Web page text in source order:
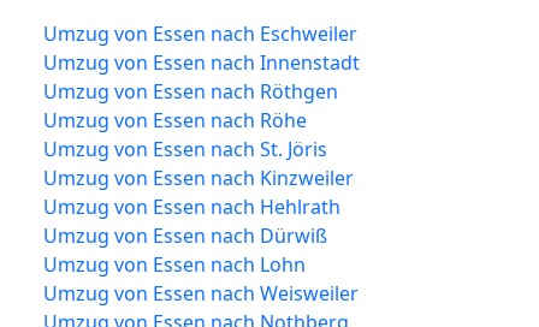
Umzug von Essen nach Eschweiler
Umzug von Essen nach Innenstadt
Umzug von Essen nach Röthgen
Umzug von Essen nach Röhe
Umzug von Essen nach St. Jöris
Umzug von Essen nach Kinzweiler
Umzug von Essen nach Hehlrath
Umzug von Essen nach Dürwiß
Umzug von Essen nach Lohn
Umzug von Essen nach Weisweiler
Umzug von Essen nach Nothberg